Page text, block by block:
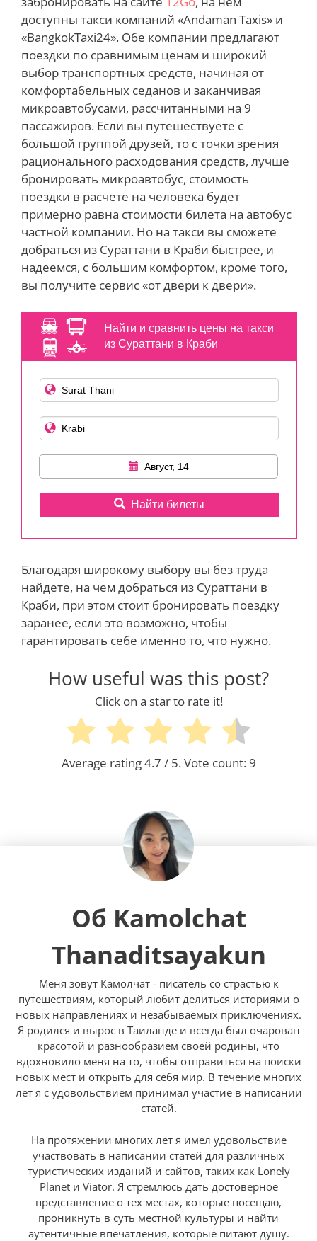
доступны такси компаний «Andaman Taxis» и
«BangkokTaxi24». Обе компании предлагают
поездки по сравнимым ценам и широкий
выбор транспортных средств, начиная от
комфортабельных седанов и заканчивая
микроавтобусами, рассчитанными на 9
пассажиров. Если вы путешествуете с
большой группой друзей, то с точки зрения
рационального расходования средств, лучше
бронировать микроавтобус, стоимость
поездки в расчете на человека будет
примерно равна стоимости билета на автобус
частной компании. Но на такси вы сможете
добраться из Сураттани в Краби быстрее, и
надеемся, с большим комфортом, кроме того,
вы получите сервис «от двери к двери».
Найти и сравнить цены на такси
из Сураттани в Краби
Август, 14
Найти билеты
Благодаря широкому выбору вы без труда
найдете, на чем добраться из Сураттани в
Краби, при этом стоит бронировать поездку
заранее, если это возможно, чтобы
гарантировать себе именно то, что нужно.
How useful was this post?
Click on a star to rate it!
Average rating4.7 / 5. Vote count: 9
Об Kamolchat
Thanaditsayakun
Меня зовут Камолчат - писатель со страстью к
путешествиям, который любит делиться историями о
новых направлениях и незабываемых приключениях.
Я родился и вырос в Таиланде и всегда был очарован
красотой и разнообразием своей родины, что
вдохновило меня на то, чтобы отправиться на поиски
новых мест и открыть для себя мир. В течение многих
лет я с удовольствием принимал участие в написании
статей.
На протяжении многих лет я имел удовольствие
участвовать в написании статей для различных
туристических изданий и сайтов, таких как Lonely
Planet и Viator. Я стремлюсь дать достоверное
представление о тех местах, которые посещаю,
проникнуть в суть местной культуры и найти
аутентичные впечатления, которые питают душу.